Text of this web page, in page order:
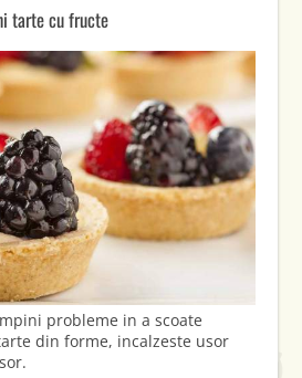
tarte cu fructe
probleme in a scoate
din forme, incalzeste usor